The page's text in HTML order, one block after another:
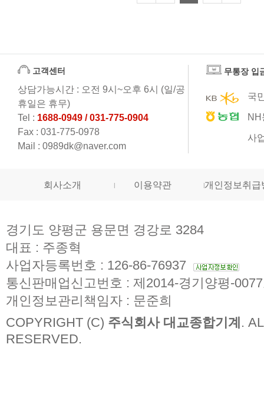
고객센터
상담가능시간 : 오전 9시~오후 6시 (일/공
휴일은 휴무)
Tel : 1688-0949 / 031-775-0904
Fax : 031-775-0978
Mail : 0989dk@naver.com
무통장 입
국
사
회사소개 이용약관 개인정보취급
경기도 양평군 용문면 경강로 3284
대표 : 주종혁
사업자등록번호 : 126-86-76937
통신판매업신고번호 : 제2014-경기양평-
개인정보관리책임자 : 문준희
COPYRIGHT (C) 주식회사 대교종합기계 .
RESERVED.